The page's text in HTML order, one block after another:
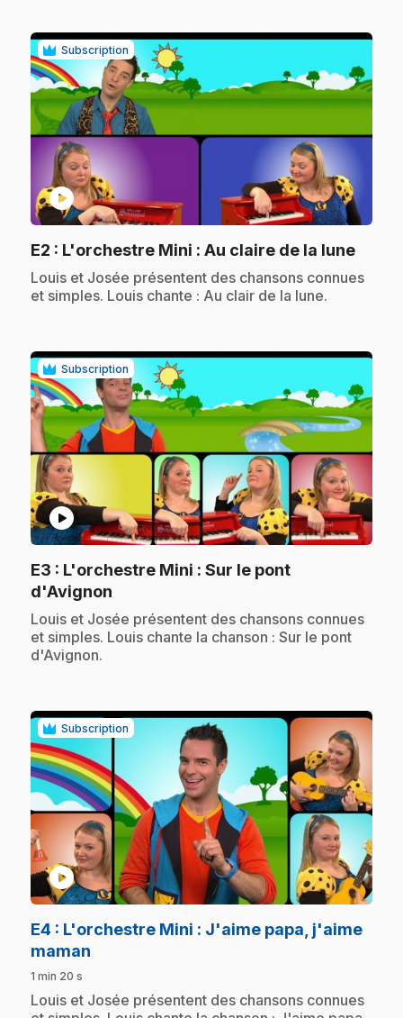
Subscription
play_circle
E2 : L'orchestre Mini : Au claire de la lune.
.Louis et Josée présentent des chansons connues
et simples. Louis chante : Au clair de la lune.
Subscription
play_circle
E3 : L'orchestre Mini : Sur le pont
d'Avignon
.Louis et Josée présentent des chansons connues
et simples. Louis chante la chanson : Sur le pont
d'Avignon.
Subscription
play_circle
E4 : L'orchestre Mini : J'aime papa, j'aime
maman
1 min 20 s
.Louis et Josée présentent des chansons connues